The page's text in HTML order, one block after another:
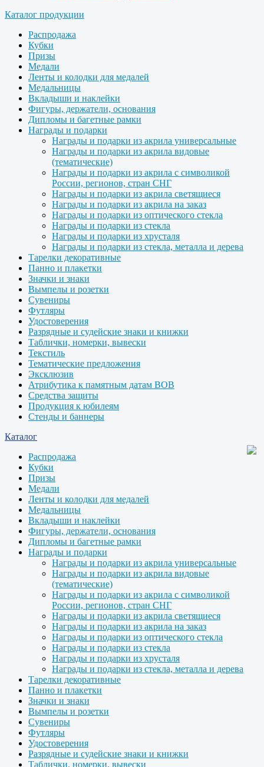
Каталог продукции
Распродажа
Кубки
Призы
Медали
Ленты и колодки для медалей
Медальницы
Вкладыши и наклейки
Фигуры, держатели, основания
Дипломы и багетные рамки
Награды и подарки
Награды и подарки из акрила универсальные
Награды и подарки из акрила видовые
(тематические)
Награды и подарки из акрила с символикой
России, регионов, стран СНГ
Награды и подарки из акрила светящиеся
Награды и подарки из акрила на заказ
Награды и подарки из оптического стекла
Награды и подарки из стекла
Награды и подарки из хрусталя
Награды и подарки из стекла, металла и дерева
Тарелки декоративные
Панно и плакетки
Значки и знаки
Вымпелы и розетки
Сувениры
Футляры
Удостоверения
Разрядные и судейские знаки и книжки
Таблички, номерки, вывески
Текстиль
Тематические предложения
Эксклюзив
Атрибутика к памятным датам ВОВ
Средства защиты
Продукция к юбилеям
Стенды и баннеры
Каталог
Распродажа
Кубки
Призы
Медали
Ленты и колодки для медалей
Медальницы
Вкладыши и наклейки
Фигуры, держатели, основания
Дипломы и багетные рамки
Награды и подарки
Награды и подарки из акрила универсальные
Награды и подарки из акрила видовые
(тематические)
Награды и подарки из акрила с символикой
России, регионов, стран СНГ
Награды и подарки из акрила светящиеся
Награды и подарки из акрила на заказ
Награды и подарки из оптического стекла
Награды и подарки из стекла
Награды и подарки из хрусталя
Награды и подарки из стекла, металла и дерева
Тарелки декоративные
Панно и плакетки
Значки и знаки
Вымпелы и розетки
Сувениры
Футляры
Удостоверения
Разрядные и судейские знаки и книжки
Таблички, номерки, вывески